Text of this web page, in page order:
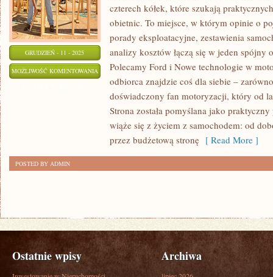
GRUDZIEŃ - 11 - 2025
MOŻLIWOŚĆ KOMENTOWANIA AUDI
MAZDA
czterech kółek, które szukają
obietnic. To miejsce, w którym opinie o
porady eksploatacyjne, zestawienia
analizy kosztów łączą się w jeden spójny
Polecamy Ford i Nowe technologie w
odbiorca znajdzie coś dla siebie –
doświadczony fan motoryzacji, który od
Strona została pomyślana jako
wiąże się z życiem z samochodem: od
przez budżetową stronę [ Read More ]
POSTED BY ADMIN
Ostatnie wpisy Archiwa